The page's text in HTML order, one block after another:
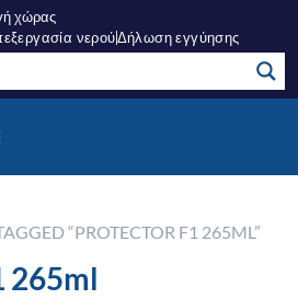
χώρας
νερούΔήλωση εγγύησης
“PROTECTOR F1 265ML”
265ml